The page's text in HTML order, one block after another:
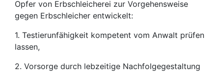
Opfer von Erbschleicherei zur Vorgehensweise
gegen Erbschleicher entwickelt:
1. Testierunfähigkeit kompetent vom Anwalt prüfen
lassen,
2. Vorsorge durch lebzeitige Nachfolgegestaltung